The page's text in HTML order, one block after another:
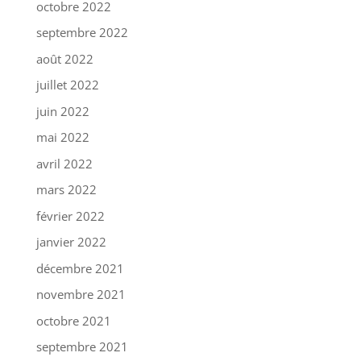
octobre 2022
septembre 2022
août 2022
juillet 2022
juin 2022
mai 2022
avril 2022
mars 2022
février 2022
janvier 2022
décembre 2021
novembre 2021
octobre 2021
septembre 2021